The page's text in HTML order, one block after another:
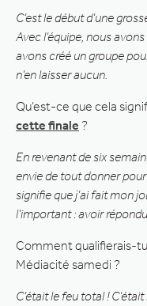
C’est le début d’une
Avec l’équipe, nous
avons créé un groupe
n’en laisser aucun.
Qu’est-ce que cela
cette finale ?
En revenant de six
envie de tout donner
signifie que j’ai fait mon
l’important : avoir
Comment qualifierais-
Médiacité samedi ?
C’était le feu total !